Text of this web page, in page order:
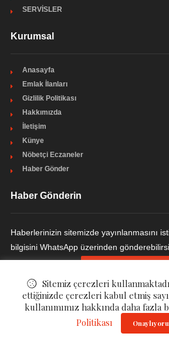
SERVİSLER
Kurumsal
Anasayfa
Emlak İlanları
Gizlilik Politikası
Hakkımızda
İletişim
Künye
Nöbetçi Eczaneler
Haber Gönder
Haber Gönderin
Haberlerinizin sitemizde yayınlanmasını
bilgisini WhatsApp üzerinden
. All Rights Reserved.
Sitemiz çerezleri
ettiğinizde çerezleri kabul etmiş
kullanımımız hakkında daha fazla
Politikası